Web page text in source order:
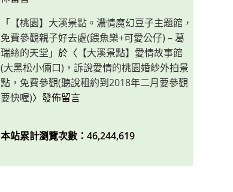
「 【桃園】大溪景點。濃情魔幻豆子主題館，
免費參觀親子好去處(餵魚樂+可愛公仔) – 葛
瑞絲的天堂 」於〈 【大溪景點】愛情故事館
(大黑松小倆口)，訴說愛情的桃園婚紗外拍景
點，免費參觀(聽說租約到2018年二月要參觀
要快喔)〉發佈留言
本站累計瀏覽次數：46,244,619